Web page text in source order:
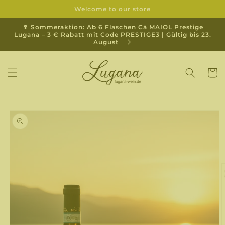
Inhalt
Welcome to our store
🍷 Sommeraktion: Ab 6 Flaschen Cà MAIOL Prestige
Lugana – 3 € Rabatt mit Code PRESTIGE3 | Gültig bis 23.
August